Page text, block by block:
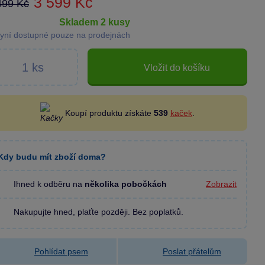
Kč
skladem 2 kusy
dostupné pouze na prodejnách
Vložit do košíku
Koupí produktu získáte 539 kaček.
budu mít zboží doma?
Ihned k odběru na několika pobočkách Zobrazit
Nakupujte hned, plaťte později. Bez poplatků.
Pohlídat psem Poslat přátelům